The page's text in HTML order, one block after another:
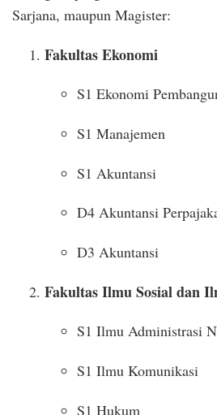
Sarjana, maupun Magister:
Fakultas Ekonomi
S1 Ekonomi
S1 Manajemen
S1 Akuntansi
D4 Akuntansi
D3 Akuntansi
Fakultas Ilmu Sosial dan
S1 Ilmu Administrasi
S1 Ilmu Komunikasi
S1 Hukum